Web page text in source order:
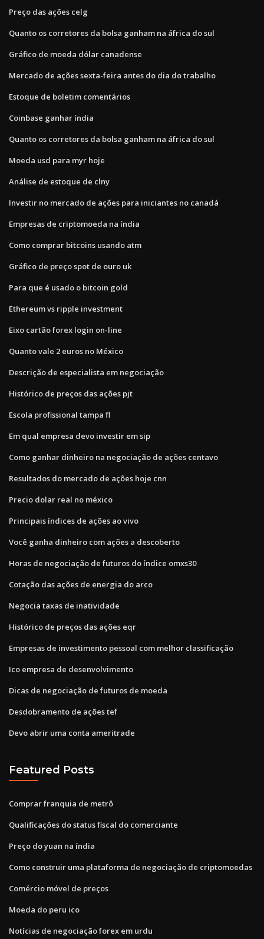
Preço das ações celg
Quanto os corretores da bolsa ganham na áfrica do sul
Gráfico de moeda dólar canadense
Mercado de ações sexta-feira antes do dia do trabalho
Estoque de boletim comentários
Coinbase ganhar índia
Quanto os corretores da bolsa ganham na áfrica do sul
Moeda usd para myr hoje
Análise de estoque de clny
Investir no mercado de ações para iniciantes no canadá
Empresas de criptomoeda na índia
Como comprar bitcoins usando atm
Gráfico de preço spot de ouro uk
Para que é usado o bitcoin gold
Ethereum vs ripple investment
Eixo cartão forex login on-line
Quanto vale 2 euros no México
Descrição de especialista em negociação
Histórico de preços das ações pjt
Escola profissional tampa fl
Em qual empresa devo investir em sip
Como ganhar dinheiro na negociação de ações centavo
Resultados do mercado de ações hoje cnn
Precio dolar real no méxico
Principais índices de ações ao vivo
Você ganha dinheiro com ações a descoberto
Horas de negociação de futuros do índice omxs30
Cotação das ações de energia do arco
Negocia taxas de inatividade
Histórico de preços das ações eqr
Empresas de investimento pessoal com melhor classificação
Ico empresa de desenvolvimento
Dicas de negociação de futuros de moeda
Desdobramento de ações tef
Devo abrir uma conta ameritrade
Featured Posts
Comprar franquia de metrô
Qualificações do status fiscal do comerciante
Preço do yuan na índia
Como construir uma plataforma de negociação de criptomoedas
Comércio móvel de preços
Moeda do peru ico
Notícias de negociação forex em urdu